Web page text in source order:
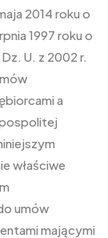
2014 roku o
1997 roku o
U. z 2002 r.
a
właściwe
umów
mającymi